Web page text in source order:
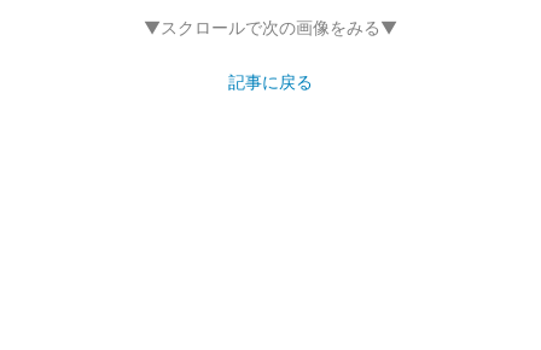
▼スクロールで次の画像をみる▼
記事に戻る